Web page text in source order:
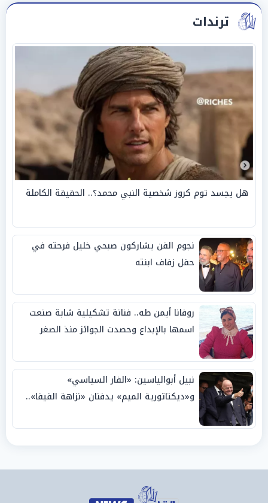
ترندات
هل يجسد توم كروز شخصية النبي محمد؟.. الحقيقة الكاملة
نجوم الفن يشاركون صبحي خليل فرحته في
حفل زفاف ابنته
روفانا أيمن طه.. فنانة تشكيلية شابة صنعت
اسمها بالإبداع وحصدت الجوائز منذ الصغر
نبيل أبوالياسين: «الفار السياسي»
و«ديكتاتورية الميم» يدفنان «نزاهة الفيفا»..